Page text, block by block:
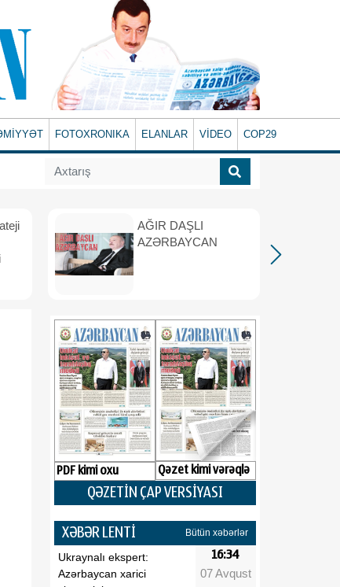
FOTOXRONIKA ELANLAR VİDEO COP29
AĞIR DAŞLI
AZƏRBAYCAN
PDF kimi oxu Qəzet kimi vərəqlə
QƏZETİN ÇAP VERSİYASI
XƏBƏR LENTİ Bütün xəbərlər
Ukraynalı ekspert:
Azərbaycan xarici
16:34
07 Avqust